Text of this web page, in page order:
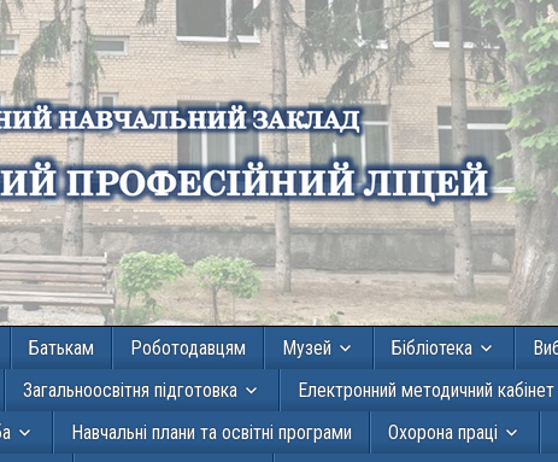
Батькам Роботодавцям Музей Бібліотека
Загальноосвітня підготовка
Електронний методичний кабінет
Навчальні плани та освітні програми Охорона праці